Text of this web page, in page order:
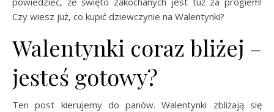
Czy wiesz już, co kupić dziewczynie na Walentynki?
Walentynki coraz bliżej –
jesteś gotowy?
Ten post kierujemy do panów. Walentynki zbliżają się